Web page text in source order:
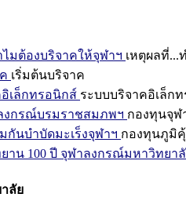
ไมต้องบริจาคให้จุฬาฯ เหตุผลที่...
เริ่มต้นบริจาค
เล็กทรอนิกส์ ระบบบริจาคอิเล็ก
งกรณ์บรมราชสมภพฯ กองทุนจุ
นบำบัดมะเร็งจุฬาฯ กองทุนภูมิคุ้
าน 100 ปี จุฬาลงกรณ์มหาวิทยา
ลัย